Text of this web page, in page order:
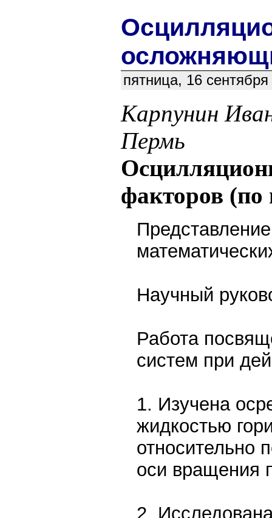
пятница, 16
Карпунин
Пермь
факторов (по
Научный
Работа
систем при
1. Изучена
жидкостью
относительно
оси вращения
2.